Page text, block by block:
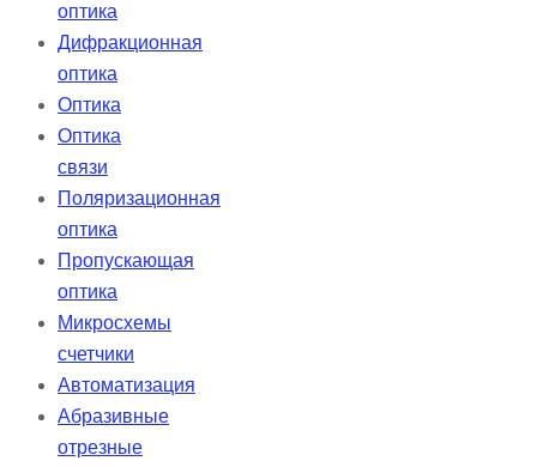
оптика
Дифракционная
оптика
Оптика
Оптика
связи
Поляризационная
оптика
Пропускающая
оптика
Микросхемы
счетчики
Автоматизация
Абразивные
отрезные